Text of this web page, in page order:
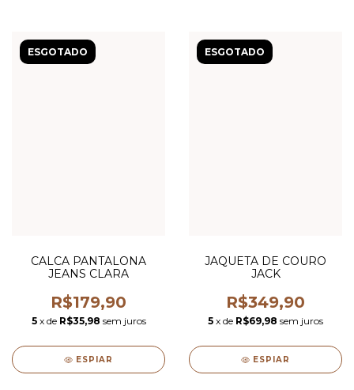
ESGOTADO
CALCA PANTALONA
JEANS CLARA
R$179,90
5 x de R$35,98 sem juros
ESPIAR
ESGOTADO
JAQUETA DE COURO
JACK
R$349,90
5 x de R$69,98 sem juros
ESPIAR